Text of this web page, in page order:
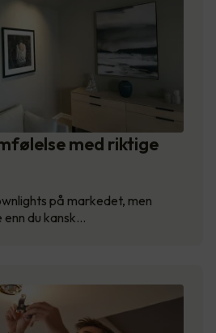
med riktige
på markedet, men
du kansk…